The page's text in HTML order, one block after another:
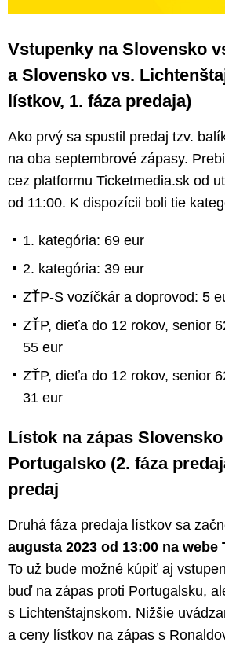
Vstupenky na Slovensko
a Slovensko vs.
lístkov, 1. fáza predaja)
Ako prvý sa spustil predaj tzv.
na oba septembrové zápasy.
cez platformu Ticketmedia.sk od
od 11:00. K dispozícii boli tie
1. kategória: 69 eur
2. kategória: 39 eur
ZŤP-S vozíčkár a doprovod: 5
ZŤP, dieťa do 12 rokov, senior
55 eur
ZŤP, dieťa do 12 rokov, senior
31 eur
Lístok na zápas
Portugalsko (2. fáza
predaj
Druhá fáza predaja lístkov sa
augusta 2023 od 13:00 na webe
To už bude možné kúpiť aj
buď na zápas proti Portugalsku,
s Lichtenštajnskom. Nižšie
a ceny lístkov na zápas s